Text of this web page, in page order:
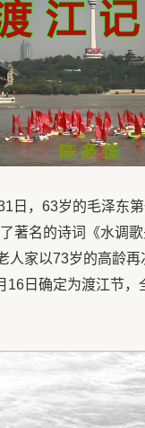
日，63岁的毛泽东
著名的诗词《水调歌
人家以73岁的高龄
16 日确定为渡江节